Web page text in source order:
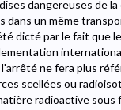
dangereuses de
dans un même
dicté par le fait que
ne fera plus
scellées ou
radioactive